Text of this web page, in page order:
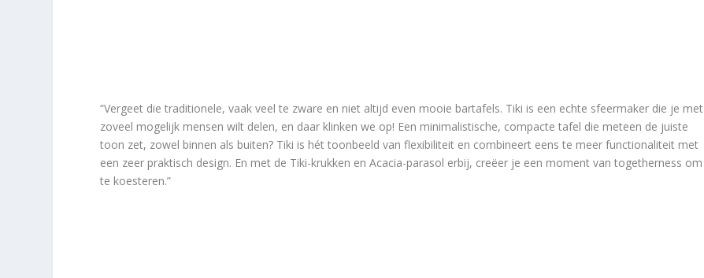
“Vergeet die traditionele, vaak veel te zware en niet altijd even mooie bartafels. Tiki is een echte sfeermaker die je met
zoveel mogelijk mensen wilt delen, en daar klinken we op! Een minimalistische, compacte tafel die meteen de juiste
toon zet, zowel binnen als buiten? Tiki is hét toonbeeld van flexibiliteit en combineert eens te meer functionaliteit met
een zeer praktisch design. En met de Tiki-krukken en Acacia-parasol erbij, creëer je een moment van togetherness om
te koesteren.”